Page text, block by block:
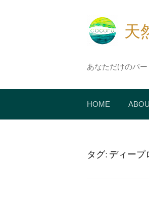
ス
天
あなただけのパー
HOME
タグ: ディープ